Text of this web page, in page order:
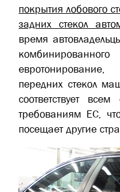
покрытия лобового
задних стекол
время
передних стекол
соответствует
требованиям ЕС,
посещает другие